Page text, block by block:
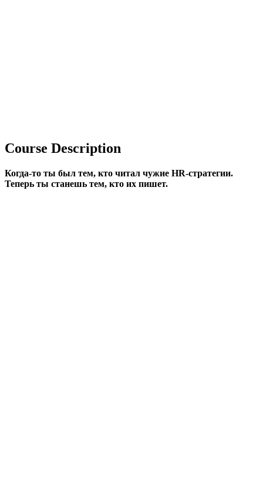
Course Description
Когда-то ты был тем, кто читал чужие HR-стратегии.
Теперь ты станешь тем, кто их пишет.